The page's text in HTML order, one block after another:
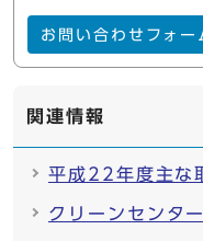
お問い合わせフォー
関連情報
平成22年度主な
クリーンセンタ